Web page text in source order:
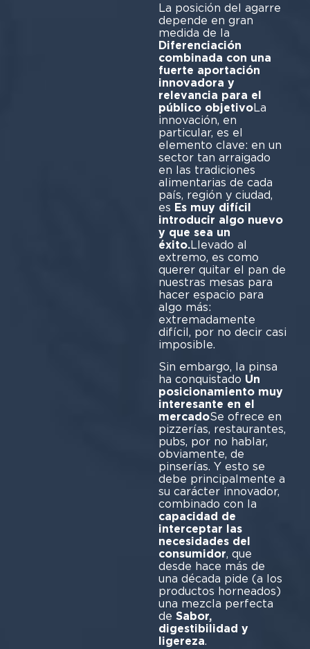
La posición del agarre
depende en gran
medida de la
Diferenciación
combinada con una
fuerte aportación
innovadora y
relevancia para el
público objetivoLa
innovación, en
particular, es el
elemento clave: en un
sector tan arraigado
en las tradiciones
alimentarias de cada
país, región y ciudad,
es Es muy difícil
introducir algo nuevo
y que sea un
éxito.Llevado al
extremo, es como
querer quitar el pan de
nuestras mesas para
hacer espacio para
algo más:
extremadamente
difícil, por no decir casi
imposible.
Sin embargo, la pinsa
ha conquistado Un
posicionamiento muy
interesante en el
mercadoSe ofrece en
pizzerías, restaurantes,
pubs, por no hablar,
obviamente, de
pinserías. Y esto se
debe principalmente a
su carácter innovador,
combinado con la
capacidad de
interceptar las
necesidades del
consumidor, que
desde hace más de
una década pide (a los
productos horneados)
una mezcla perfecta
de Sabor,
digestibilidad y
ligereza.